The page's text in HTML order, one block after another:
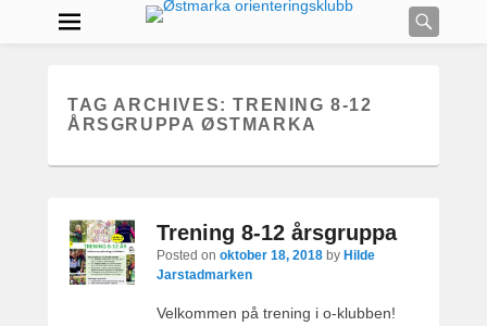
TAG ARCHIVES:TRENING 8-12
ÅRSGRUPPA ØSTMARKA
Trening 8-12 årsgruppa
Posted on oktober 18, 2018 by Hilde
Jarstadmarken
Velkommen på trening i o-klubben!